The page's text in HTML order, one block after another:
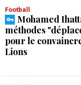
Football
Mohamed
méthodes
pour le
Lions